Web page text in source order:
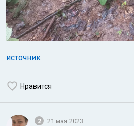
источник
Нравится
2 21 мая 2023